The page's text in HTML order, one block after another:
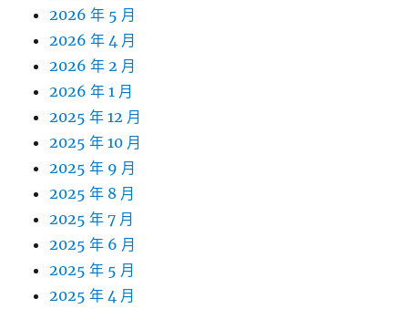
2026 年 5 月
2026 年 4 月
2026 年 2 月
2026 年 1 月
2025 年 12 月
2025 年 10 月
2025 年 9 月
2025 年 8 月
2025 年 7 月
2025 年 6 月
2025 年 5 月
2025 年 4 月